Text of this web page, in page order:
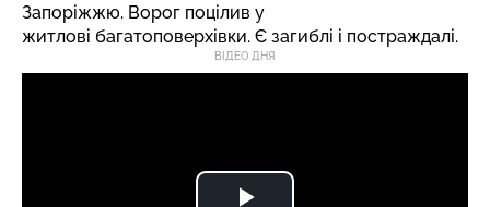
Запоріжжю. Ворог поцілив у
житлові багатоповерхівки. Є загиблі і постраждалі.
ВІДЕО ДНЯ